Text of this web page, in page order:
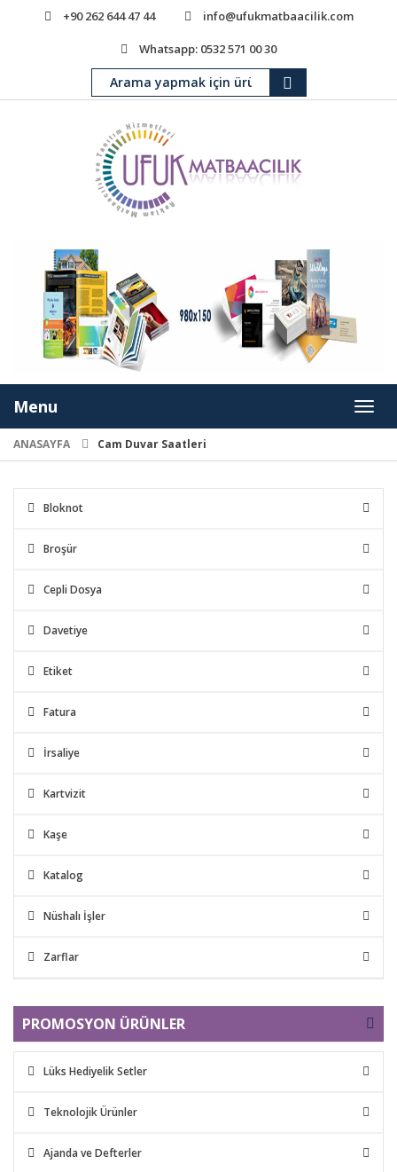
+90 262 644 47 44 info@ufukmatbaacilik.com
Whatsapp: 0532 571 00 30
Toggle
Menu
ANASAYFA Cam Duvar Saatleri
Bloknot
Broşür
Cepli Dosya
Davetiye
Etiket
Fatura
İrsaliye
Kartvizit
Kaşe
Katalog
Nüshalı İşler
Zarflar
PROMOSYON ÜRÜNLER
Lüks Hediyelik Setler
Teknolojik Ürünler
Ajanda ve Defterler